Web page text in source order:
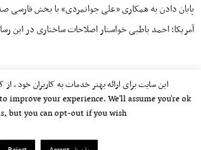
پایان دادن به همکاری «علی جوانمردی» با بخش فارسی
آمریکا؛ احمد باطبی خواستار اصلاحات ساختاری در این
این سایت برای ارائه بهتر خدمات به کاربران خود ،
improve your experience. We'll assume you're ok
but you can opt-out if you wish.